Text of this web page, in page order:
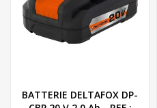
BATTERIE DELTAFOX DP-